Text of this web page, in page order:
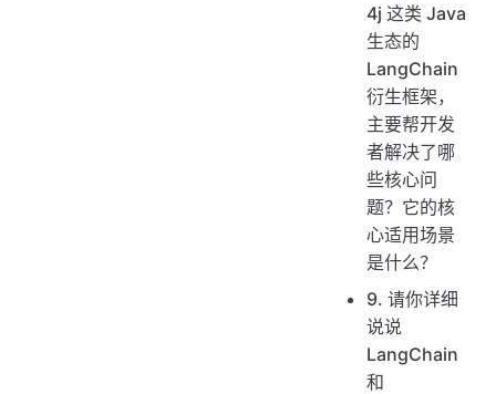
4j 这类 Java
生态的
LangChain
衍生框架，
主要帮开发
者解决了哪
些核心问
题？它的核
心适用场景
是什么？
9. 请你详细
说说
LangChain
和